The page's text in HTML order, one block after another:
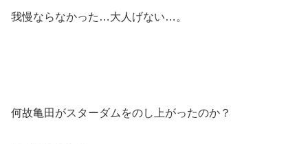
我慢ならなかった…大人げない…。
何故亀田がスターダムをのし上がったのか？